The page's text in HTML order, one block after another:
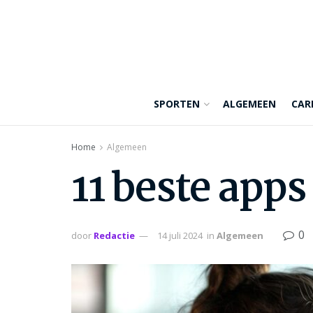
SPORTEN ALGEMEEN
Home Algemeen
11 beste
door Redactie 14 juli 2024 in Algemeen 0